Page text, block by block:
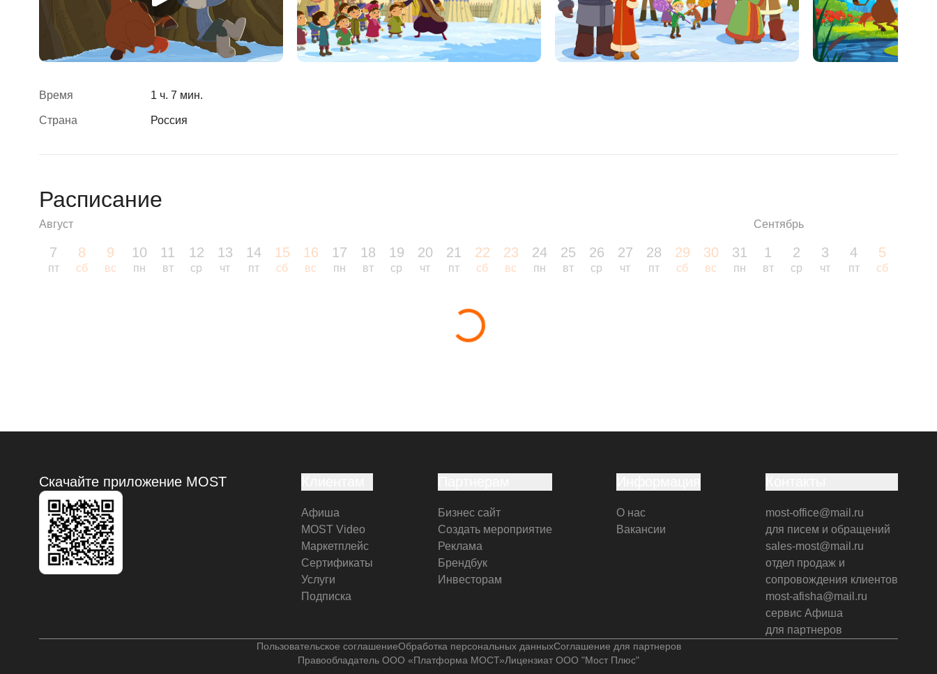
Время 1 ч. 7 мин.
Страна Россия
Расписание
Август
7
пт
8
сб
9
вс
10
пн
11
вт
12
ср
13
чт
14
пт
15
сб
16
вс
17
пн
18
вт
19
ср
20
чт
21
пт
22
сб
23
вс
24
пн
25
вт
26
ср
27
чт
28
пт
29
сб
30
вс
31
пн
Сентябрь
1
вт
2
ср
3
чт
4
пт
5
сб
Скачайте приложение MOST
Афиша
MOST Video
Маркетплейс
Сертификаты
Услуги
Подписка
Бизнес сайт
Создать мероприятие
Реклама
Брендбук
Инвесторам
О нас
Вакансии
most-office@mail.ru
для писем и обращений
sales-most@mail.ru
отдел продаж и
сопровождения клиентов
most-afisha@mail.ru
сервис Афиша
для партнеров
Пользовательское соглашениеОбработка персональных данныхСоглашение для партнеров
Правообладатель ООО «Платформа МОСТ»Лицензиат ООО "Мост Плюс"